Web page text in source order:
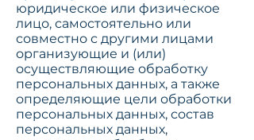
юридическое или физическое
лицо, самостоятельно или
совместно с другими лицами
организующие и (или)
осуществляющие обработку
персональных данных, а также
определяющие цели обработки
персональных данных, состав
персональных данных,